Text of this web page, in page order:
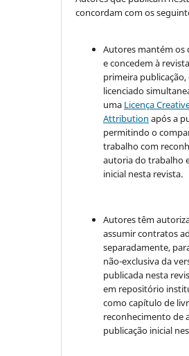
concordam com os
Autores mantém os
e concedem à
primeira
licenciado
uma Licença
Attribution após a
permitindo o
trabalho com
autoria do trabalho
inicial nesta revista.
Autores têm
assumir contratos
separadamente,
não-exclusiva da
publicada nesta
em repositório
como capítulo de
reconhecimento de
publicação inicial